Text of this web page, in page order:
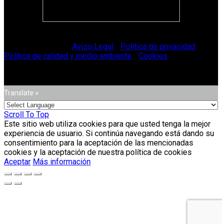
Aviso Legal Política de privacidad
Política de calidad y medio ambiente
Cookies
Translate »
Scroll To Top
Este sitio web utiliza cookies para que usted tenga la mejor
experiencia de usuario. Si continúa navegando está dando su
consentimiento para la aceptación de las mencionadas
cookies y la aceptación de nuestra política de cookies
Aceptar Más información